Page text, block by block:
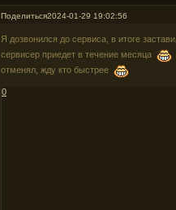
Поделиться2024-01-29 19:02:56
Я дозвонился до сервиса, в итоге
сервисер приедет в течение месяца
отменял, жду кто быстрее
0